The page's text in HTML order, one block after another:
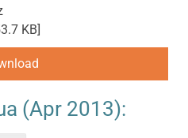
KB
(Apr 2013):